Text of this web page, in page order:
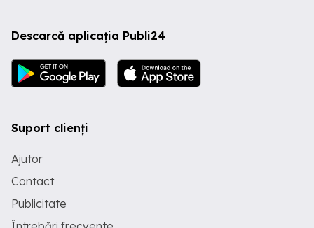
Descarcă aplicația Publi24
Suport clienți
Ajutor
Contact
Publicitate